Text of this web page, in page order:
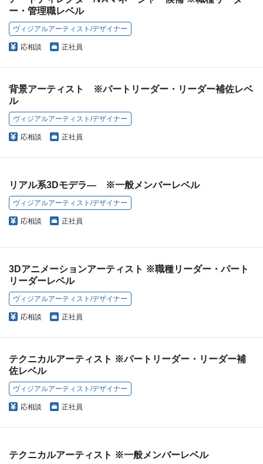
ー・管理職レベル
ヴィジアルアーティスト/デザイナー
応相談 正社員
背景アーティスト ※パートリーダー・リーダー補佐レベ
ル
ヴィジアルアーティスト/デザイナー
応相談 正社員
リアル系3Dモデラ― ※一般メンバーレベル
ヴィジアルアーティスト/デザイナー
応相談 正社員
3Dアニメーションアーティスト ※職種リーダー・パート
リーダーレベル
ヴィジアルアーティスト/デザイナー
応相談 正社員
テクニカルアーティスト ※パートリーダー・リーダー補
佐レベル
ヴィジアルアーティスト/デザイナー
応相談 正社員
テクニカルアーティスト ※一般メンバーレベル